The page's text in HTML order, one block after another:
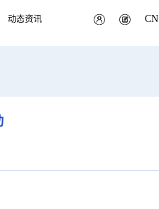
动态资讯 CN